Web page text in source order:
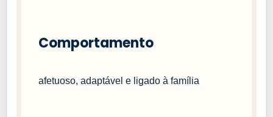
Comportamento
afetuoso, adaptável e ligado à família